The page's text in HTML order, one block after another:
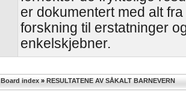
er dokumentert med alt
forskning til erstatninger
enkelskjebner.
Board index » RESULTATENE AV SÅKALT BARNEVERN